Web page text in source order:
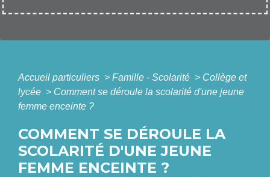
Accueil particuliers > Famille - Scolarité > Collège et
lycée > Comment se déroule la scolarité d'une jeune
femme enceinte ?
COMMENT SE DÉROULE LA
SCOLARITÉ D'UNE JEUNE
FEMME ENCEINTE ?